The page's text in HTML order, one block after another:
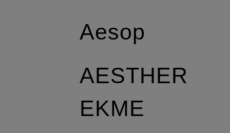
Aesop
AESTHER
EKME